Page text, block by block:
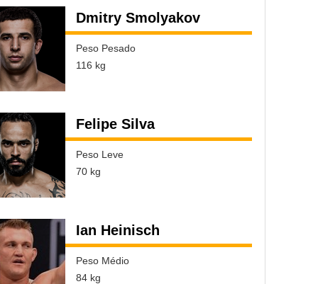
Dmitry Smolyakov
Peso Pesado
116 kg
Felipe Silva
Peso Leve
70 kg
Ian Heinisch
Peso Médio
84 kg